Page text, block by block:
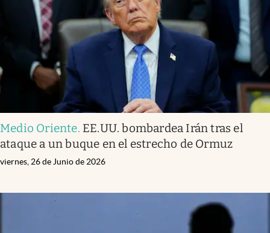
Medio Oriente. EE.UU. bombardea Irán tras el
ataque a un buque en el estrecho de Ormuz
viernes, 26 de Junio de 2026